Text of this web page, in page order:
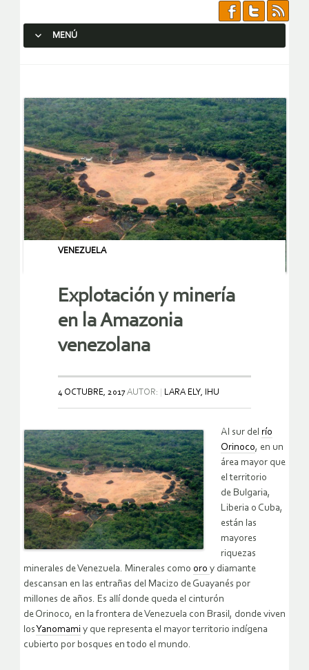
MENÚ
VENEZUELA
Explotación y minería
en la Amazonia
venezolana
4 OCTUBRE, 2017AUTOR: LARA ELY, IHU
Al sur del río
Orinoco, en un
área mayor que
el territorio
de Bulgaria,
Liberia o Cuba,
están las
mayores
riquezas
minerales de Venezuela. Minerales como oro y diamante
descansan en las entrañas del Macizo de Guayanés por
millones de años. Es allí donde queda el cinturón
de Orinoco, en la frontera de Venezuela con Brasil, donde viven
losYanomami y que representa el mayor territorio indígena
cubierto por bosques en todo el mundo.